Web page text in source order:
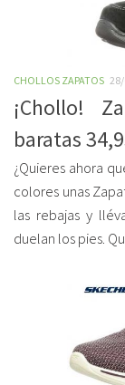
CHOLLOS ZAPATOS
¡Chollo!
baratas
¿Quieres ahora
colores unas
las rebajas y
duelan los pies.